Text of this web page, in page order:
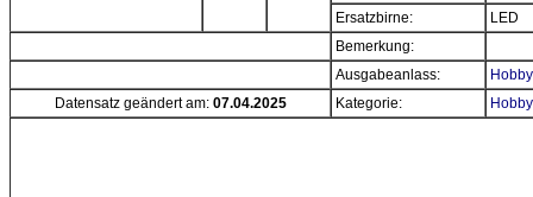
Ersatzbirne:
LED
Bemerkung:
Ausgabeanlass:
Datensatz geändert am: 07.04.2025 Kategorie: